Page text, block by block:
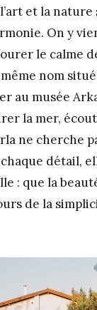
et la nature
On y
le calme
nom situé
au musée
la mer,
ne cherche
détail,
: que la
de la